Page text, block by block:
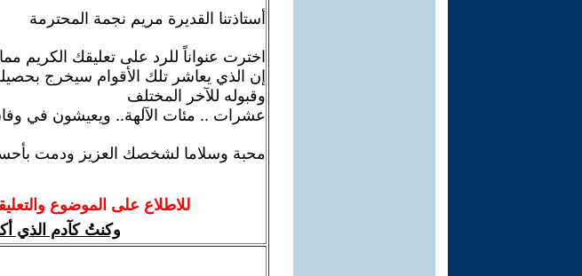
أستاذتنا القديرة مريم نجمة المحترمة
اخترت عنواناً للرد على تعليقك الكريم
إن الذي يعاشر تلك الأقوام سيخرج
وقبوله للآخر المختلف
عشرات .. مئات الآلهة.. ويعيشون في
محبة وسلاما لشخصك العزيز ودمت
للاطلاع على الموضوع
وكنتُ كآدم الذي